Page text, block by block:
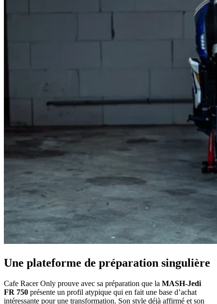
Une plateforme de préparation singulière
Cafe Racer Only prouve avec sa préparation que la MASH-Jedi
FR 750 présente un profil atypique qui en fait une base d’achat
intéressante pour une transformation. Son style déjà affirmé et son